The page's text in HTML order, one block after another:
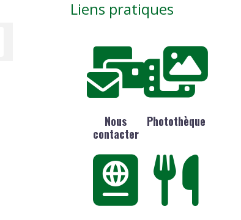
Liens pratiques
Nous
contacter
Photothèque